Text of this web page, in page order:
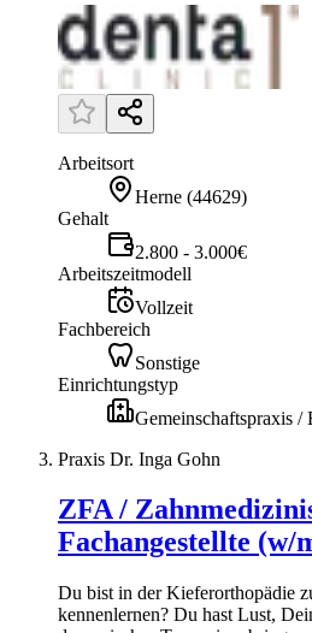
Arbeitsort
Herne (44629)
Gehalt
2.800 - 3.000€
Arbeitszeitmodell
Vollzeit
Fachbereich
Sonstige
Einrichtungstyp
Gemeinschaftspraxis /
Praxis Dr. Inga Gohn
ZFA /
Fachangestellte (w/
Du bist in der Kieferorthopädie
kennenlernen? Du hast Lust,